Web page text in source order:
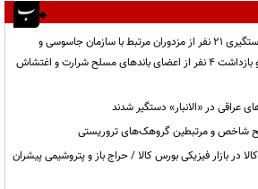
وزارت اطلاعات: شناسایی و دستگیری ۲۱ نفر از مزدوران مرتبط با سازمان جاسوسی و
تروریستی رژیم صهیونیستی و بازداشت ۴ نفر از اعضای باندهای مسلح شرارت و اغتشاش
عراقی در «الانبار» دستگیر شدند
۴۱۳ هزار تن کالا در بازار فیزیکی بورس کالا / حراج باز و پتروشیمی پیشران